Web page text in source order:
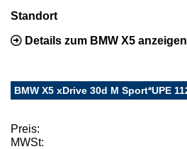
Standort
Details zum BMW X5 anzeigen
BMW X5 xDrive 30d M Sport*UPE
Preis:
MWSt: